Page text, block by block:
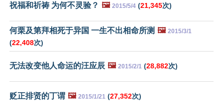
祝福和祈祷 为何不灵验？ 🖼️ 2015/5/4 (21,345次)
何栗及第拜相死于异国 一生不出相命所测 🖼️ 2015/3/1
(22,408次)
无法改变他人命运的汪应辰 🖼️ 2015/2/1 (28,882次)
贬正排贤的丁谓 🖼️ 2015/1/21 (27,352次)